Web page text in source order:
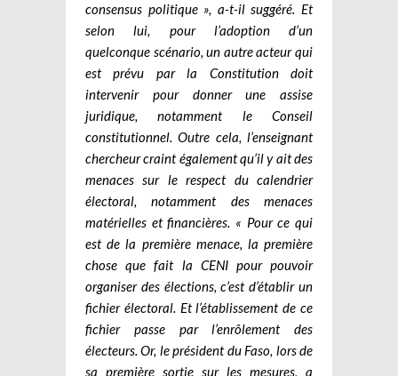
consensus politique », a-t-il suggéré. Et
selon lui, pour l’adoption d’un
quelconque scénario, un autre acteur qui
est prévu par la Constitution doit
intervenir pour donner une assise
juridique, notamment le Conseil
constitutionnel. Outre cela, l’enseignant
chercheur craint également qu’il y ait des
menaces sur le respect du calendrier
électoral, notamment des menaces
matérielles et financières. « Pour ce qui
est de la première menace, la première
chose que fait la CENI pour pouvoir
organiser des élections, c’est d’établir un
fichier électoral. Et l’établissement de ce
fichier passe par l’enrôlement des
électeurs. Or, le président du Faso, lors de
sa première sortie sur les mesures, a